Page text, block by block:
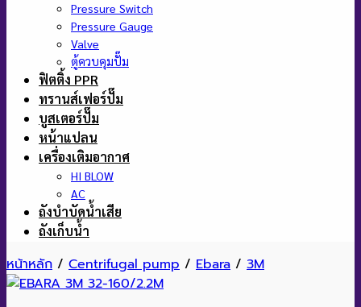
Pressure Switch
Pressure Gauge
Valve
ตู้ควบคุมปั๊ม
ฟิตติ้ง PPR
ทรานส์เฟอร์ปั๊ม
บูสเตอร์ปั๊ม
หน้าแปลน
เครื่องเติมอากาศ
HI BLOW
AC
ถังบำบัดน้ำเสีย
ถังเก็บน้ำ
หน้าหลัก / Centrifugal pump / Ebara / 3M